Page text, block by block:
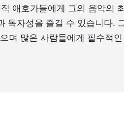
애호가들에게 그의 음악의
독자성을 즐길 수 있습니다.
며 많은 사람들에게 필수적